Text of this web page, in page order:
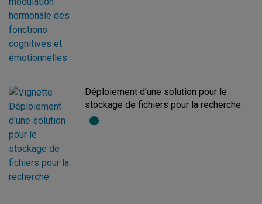
Déploiement d’une solution pour le
stockage de fichiers pour la recherche